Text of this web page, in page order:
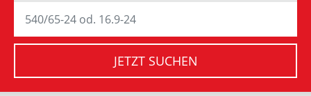
JETZT SUCHEN